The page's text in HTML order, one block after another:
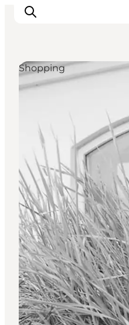
Cosa fare
Dove dormire
Pianifica il viaggio
Shopping